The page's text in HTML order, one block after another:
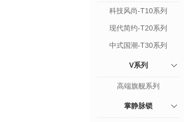
科技风尚-T10系列
现代简约-T20系列
中式国潮-T30系列
V系列
高端旗舰系列
掌静脉锁